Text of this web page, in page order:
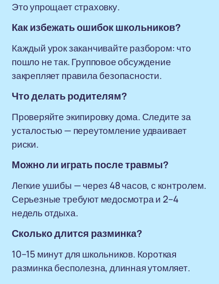
Это упрощает страховку.
Как избежать ошибок школьников?
Каждый урок заканчивайте разбором: что
пошло не так. Групповое обсуждение
закрепляет правила безопасности.
Что делать родителям?
Проверяйте экипировку дома. Следите за
усталостью — переутомление удваивает
риски.
Можно ли играть после травмы?
Легкие ушибы — через 48 часов, с контролем.
Серьезные требуют медосмотра и 2–4
недель отдыха.
Сколько длится разминка?
10–15 минут для школьников. Короткая
разминка бесполезна, длинная утомляет.